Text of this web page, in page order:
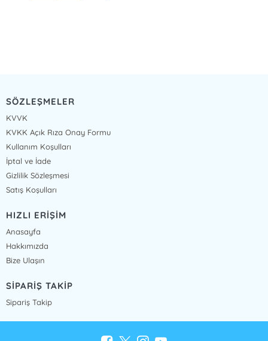
SÖZLEŞMELER
KVVK
KVKK Açık Rıza Onay Formu
Kullanım Koşulları
İptal ve İade
Gizlilik Sözleşmesi
Satış Koşulları
HIZLI ERİŞİM
Anasayfa
Hakkımızda
Bize Ulaşın
SİPARİŞ TAKİP
Sipariş Takip